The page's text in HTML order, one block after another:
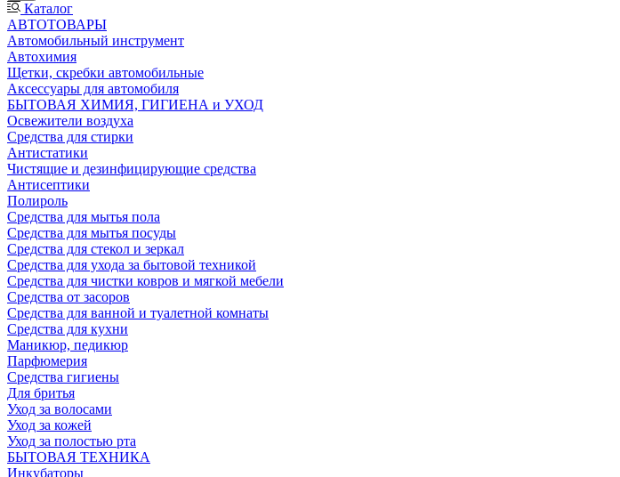
Каталог
АВТОТОВАРЫ
Автомобильный инструмент
Автохимия
Щетки, скребки автомобильные
Аксессуары для автомобиля
БЫТОВАЯ ХИМИЯ, ГИГИЕНА и УХОД
Освежители воздуха
Средства для стирки
Антистатики
Чистящие и дезинфицирующие средства
Антисептики
Полироль
Средства для мытья пола
Средства для мытья посуды
Средства для стекол и зеркал
Средства для ухода за бытовой техникой
Средства для чистки ковров и мягкой мебели
Средства от засоров
Средства для ванной и туалетной комнаты
Средства для кухни
Маникюр, педикюр
Парфюмерия
Средства гигиены
Для бритья
Уход за волосами
Уход за кожей
Уход за полостью рта
БЫТОВАЯ ТЕХНИКА
Инкубаторы